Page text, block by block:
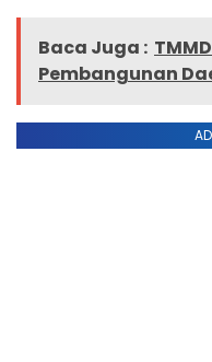
Baca Juga :
Pembangunan